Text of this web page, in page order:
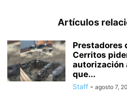
Artículos
Prestadores
Cerritos
autorización
que...
Staff - agosto 7,